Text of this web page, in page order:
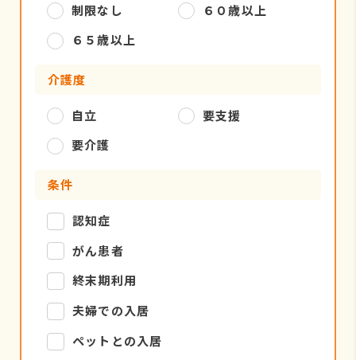
制限なし
６０歳以上
６５歳以上
介護度
自立
要支援
要介護
条件
認知症
がん患者
終末期利用
夫婦での入居
ペットとの入居